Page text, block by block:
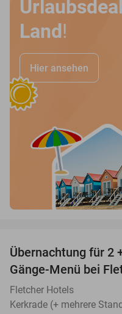
Land!
Hier ansehen
Übernachtung für 2
Gänge-Menü bei
Fletcher Hotels
Kerkrade (+ mehrere